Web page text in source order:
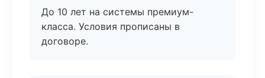
До 10 лет на системы премиум-
класса. Условия прописаны в
договоре.